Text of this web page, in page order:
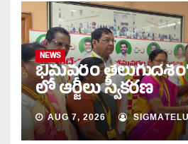
NEWS
భీమవరం
లో ఆర్జీలు స్వీకరణ
AUG 7, 2026